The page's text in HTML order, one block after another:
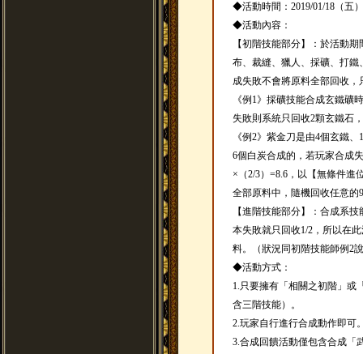
◆活動時間：2019/01/18（五
◆活動內容：
【初階技能部分】：於活動
布、裁縫、獵人、採礦、打
成失敗不會將原料全部回收，
《例1》採礦技能合成玄鐵礦
失敗則系統只回收2顆玄鐵石
《例2》紫金刀是由4個玄鐵
6個白炭合成的，若玩家合成
×（2/3）=8.6，以【無條件進
全部原料中，隨機回收任意的
【進階技能部分】：合成系
本失敗就只回收1/2，所以在
料。（狀況同初階技能師例2
◆活動方式：
1.只要擁有「相關之初階」或
含三階技能）。
2.玩家自行進行合成動作即可
3.合成回饋活動僅包含合成